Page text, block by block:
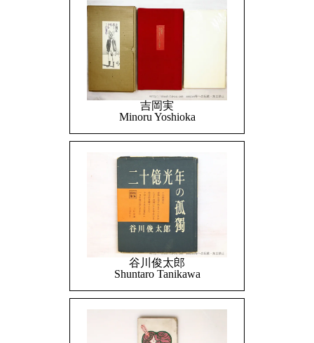
吉岡実
Minoru Yoshioka
谷川俊太郎
Shuntaro Tanikawa